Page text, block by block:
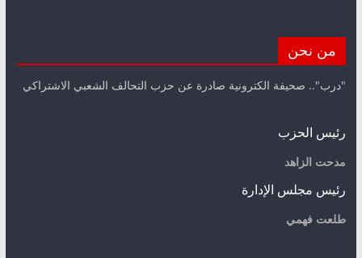
من نحن
"درب".. صحيفة الكترونية صادرة عن حزب التحالف الشعبي الاشتراكي
رئيس الحزب
مدحت الزاهد
رئيس مجلس الإدارة
طلعت فهمي